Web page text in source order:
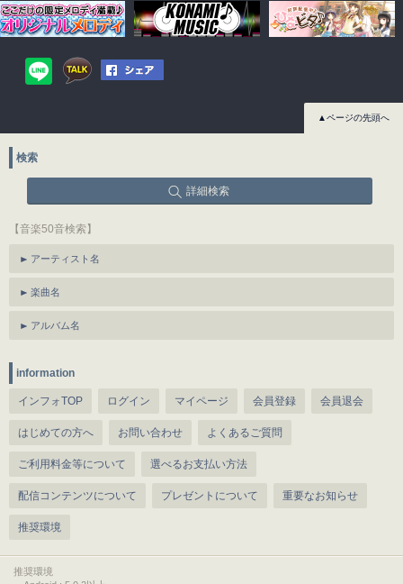
▲ページの先頭へ
検索
詳細検索
【音楽50音検索】
アーティスト名
楽曲名
アルバム名
information
インフォTOP ログイン マイページ 会員登録 会員退会
はじめての方へ お問い合わせ よくあるご質問
ご利用料金等について 選べるお支払い方法
配信コンテンツについて プレゼントについて 重要なお知らせ
推奨環境
推奨環境